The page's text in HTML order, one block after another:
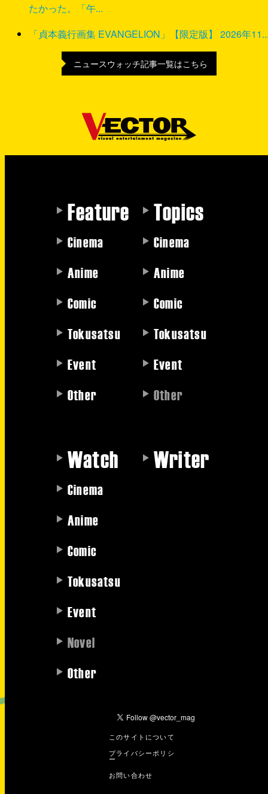
たかった。「午...
「貞本義行画集 EVANGELION」【限定版】 2026年
ニュースウォッチ記事一覧はこちら
Feature
Cinema
Anime
Comic
Tokusatsu
Event
Other
Topics
Cinema
Anime
Comic
Tokusatsu
Event
Other
Watch
Cinema
Anime
Comic
Tokusatsu
Event
Novel
Other
Writer
このサイトについて
プライバシーポリシ
ー
お問い合わせ